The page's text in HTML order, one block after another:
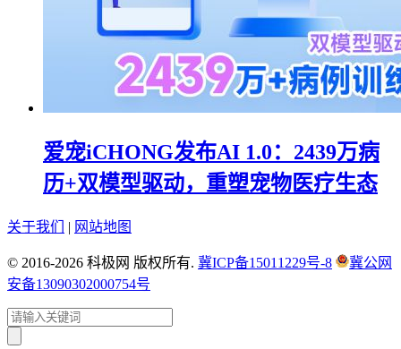
爱宠iCHONG发布AI 1.0：2439万病
历+双模型驱动，重塑宠物医疗生态
关于我们 | 网站地图
© 2016-2026 科极网 版权所有. 冀ICP备15011229号-8
冀公网
安备13090302000754号